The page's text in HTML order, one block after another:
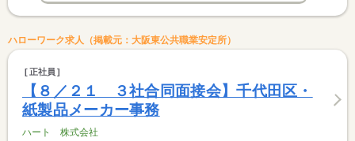
ハローワーク求人（掲載元：大阪東公共職業安定所）
正社員
【８／２１ ３社合同面接会】千代田区・
紙製品メーカー事務
ハート 株式会社